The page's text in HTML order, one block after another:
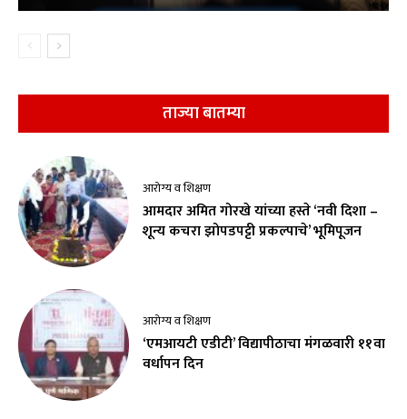
ताज्या बातम्या
आरोग्य व शिक्षण
आमदार अमित गोरखे यांच्या हस्ते ‘नवी दिशा –
शून्य कचरा झोपडपट्टी प्रकल्पाचे’ भूमिपूजन
आरोग्य व शिक्षण
‘एमआयटी एडीटी’ विद्यापीठाचा मंगळवारी ११वा
वर्धापन दिन